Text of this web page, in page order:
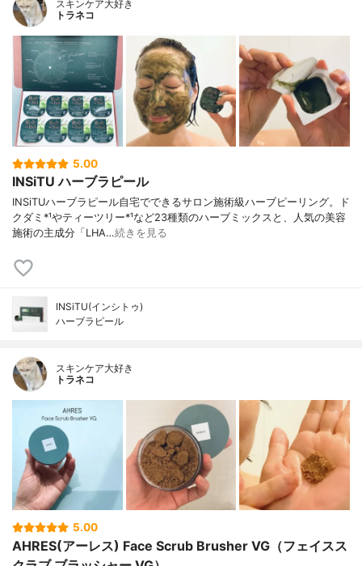
スキンケア大好き
トラネコ
5.00
INSiTU ハーブラピール
INSiTUハーブラピール自宅でできるサロン施術級ハーブピーリング。ド
クダミ*¹やティーツリー*¹など23種類のハーブミックスと、人気の美容
施術の主成分「LHA…続きを見る
INSiTU(インシトゥ)
ハーブラピール
スキンケア大好き
トラネコ
5.00
AHRES(アーレス) Face Scrub Brusher VG（フェイスス